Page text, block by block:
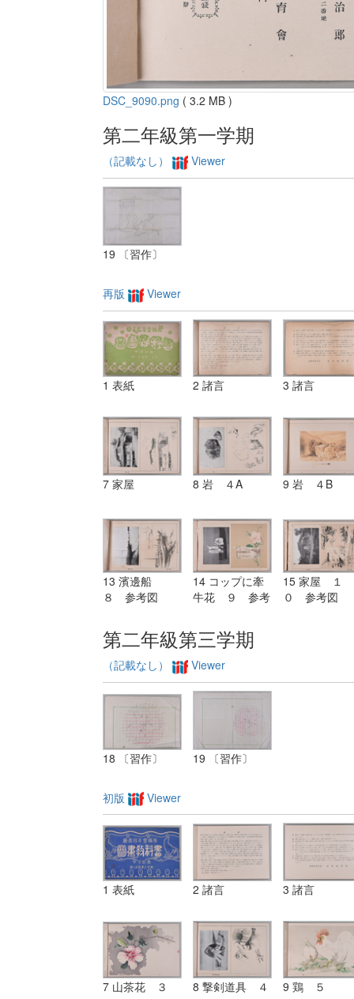
DSC_9090.png ( 3.2 MB )
第二年級第一学期
（記載なし） Viewer
19 〔習作〕
再版 Viewer
1 表紙 2 諸言 3 諸言
7 家屋 8 岩 ４A 9 岩 ４B
13 濱邊船
８ 参考図
14 コップに牽
牛花 ９ 参考
15 家屋 １
０ 参考図
第二年級第三学期
（記載なし） Viewer
18 〔習作〕 19 〔習作〕
初版 Viewer
1 表紙 2 諸言 3 諸言
7 山茶花 ３ 8 撃剣道具 ４ 9 鶏 ５